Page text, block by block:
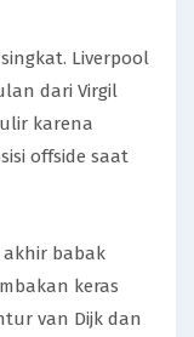
Liverpool
dari Virgil
karena
offside saat
babak
keras
van Dijk dan